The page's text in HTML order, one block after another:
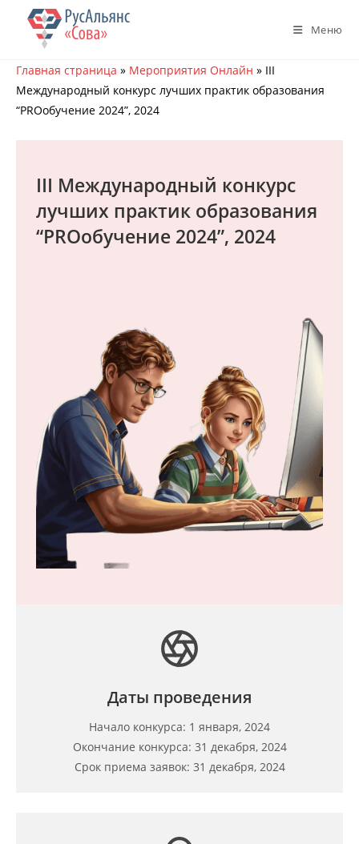
Перейти
содержимому
Меню
Главная страница » Мероприятия Онлайн » III
Международный конкурс лучших практик образования
“PROобучение 2024”, 2024
III Международный конкурс
лучших практик образования
“PROобучение 2024”, 2024
Даты проведения
Начало конкурса: 1 января, 2024
Окончание конкурса: 31 декабря, 2024
Срок приема заявок: 31 декабря, 2024